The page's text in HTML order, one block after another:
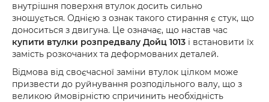
внутрішня поверхня втулок досить сильно
зношується. Однією з ознак такого стирання є стук, що
доноситься з двигуна. Це означає, що настав час
купити втулки розпредвалу Дойц 1013 і встановити їх
замість розкочаних та деформованих деталей.
Відмова від своєчасної заміни втулок цілком може
призвести до руйнування розподільного валу, що з
великою ймовірністю спричинить необхідність